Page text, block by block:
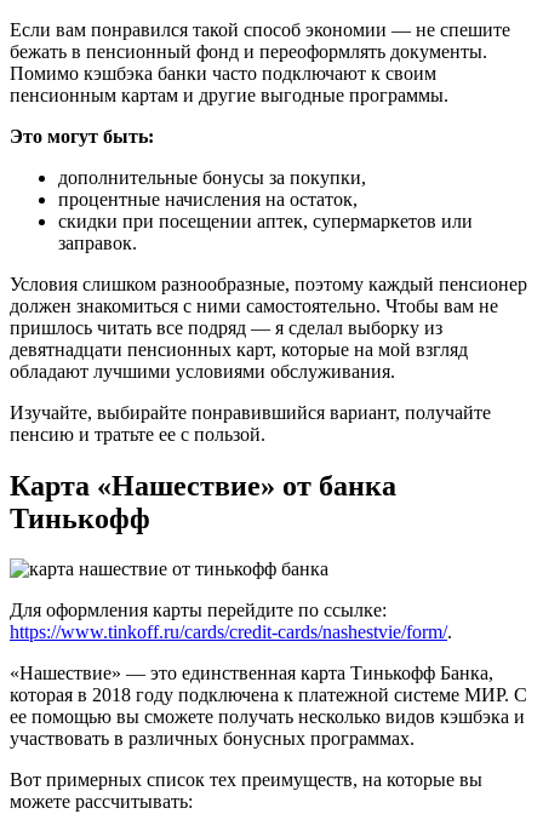
Если вам понравился такой способ экономии — не спешите
бежать в пенсионный фонд и переоформлять документы.
Помимо кэшбэка банки часто подключают к своим
пенсионным картам и другие выгодные программы.
Это могут быть:
дополнительные бонусы за покупки,
процентные начисления на остаток,
скидки при посещении аптек, супермаркетов или
заправок.
Условия слишком разнообразные, поэтому каждый пенсионер
должен знакомиться с ними самостоятельно. Чтобы вам не
пришлось читать все подряд — я сделал выборку из
девятнадцати пенсионных карт, которые на мой взгляд
обладают лучшими условиями обслуживания.
Изучайте, выбирайте понравившийся вариант, получайте
пенсию и тратьте ее с пользой.
Карта «Нашествие» от банка
Тинькофф
Для оформления карты перейдите по ссылке:
https://www.tinkoff.ru/cards/credit-cards/nashestvie/form/.
«Нашествие» — это единственная карта Тинькофф Банка,
которая в 2018 году подключена к платежной системе МИР. С
ее помощью вы сможете получать несколько видов кэшбэка и
участвовать в различных бонусных программах.
Вот примерных список тех преимуществ, на которые вы
можете рассчитывать: